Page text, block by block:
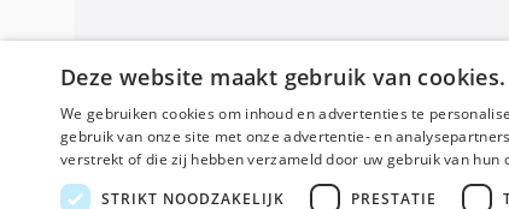
Schijf je nu in voor de nieuwsbrief
Deze website maakt gebruik van cookies.
We gebruiken cookies om inhoud en advertenties te
gebruik van onze site met onze advertentie- en
verstrekt of die zij hebben verzameld door uw gebruik van hun
STRIKT NOODZAKELIJK
PRESTATIE